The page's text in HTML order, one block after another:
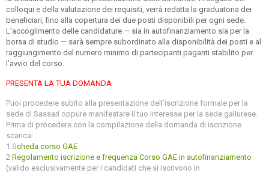
colloqui e della valutazione dei requisiti, verrà redatta la graduatoria dei
beneficiari, fino alla copertura dei due posti disponibili per ogni sede.
L’accoglimento delle candidature — sia in autofinanziamento sia per la
borsa di studio — sarà sempre subordinato alla disponibilità dei posti e al
raggiungimento del numero minimo di partecipanti paganti stabilito per
l’avvio del corso.
PRESENTA LA TUA DOMANDA
Puoi procedere subito alla presentazione dell’iscrizione formale per la
sede di Sassari oppure manifestare il tuo interesse per la sede gallurese.
Prima di procedere con la compilazione della domanda di iscrizione
scarica:
1 Scheda corso GAE
2 Regolamento iscrizione e frequenza Corso GAE in autofinanziamento
(valido esclusivamente per i candidati che si iscrivono in